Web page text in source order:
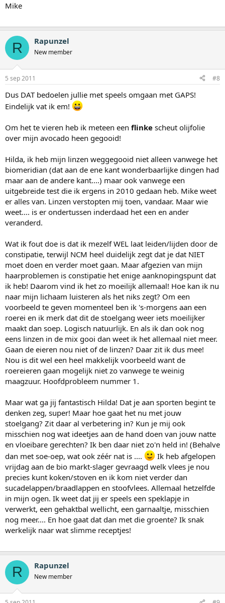
Mike
R Rapunzel
New member
5 sep 2011 #8
Dus DAT bedoelen jullie met speels omgaan met GAPS!
Eindelijk vat ik em!
Om het te vieren heb ik meteen een flinke scheut olijfolie
over mijn avocado heen gegooid!
Hilda, ik heb mijn linzen weggegooid niet alleen vanwege het
biomeridian (dat aan de ene kant wonderbaarlijke dingen had
maar aan de andere kant....) maar ook vanwege een
uitgebreide test die ik ergens in 2010 gedaan heb. Mike weet
er alles van. Linzen verstopten mij toen, vandaar. Maar wie
weet.... is er ondertussen inderdaad het een en ander
veranderd.
Wat ik fout doe is dat ik mezelf WEL laat leiden/lijden door de
constipatie, terwijl NCM heel duidelijk zegt dat je dat NIET
moet doen en verder moet gaan. Maar afgezien van mijn
haarproblemen is constipatie het enige aanknopingspunt dat
ik heb! Daarom vind ik het zo moeilijk allemaal! Hoe kan ik nu
naar mijn lichaam luisteren als het niks zegt? Om een
voorbeeld te geven momenteel ben ik 's-morgens aan een
roerei en ik merk dat dit de stoelgang weer iets moeilijker
maakt dan soep. Logisch natuurlijk. En als ik dan ook nog
eens linzen in de mix gooi dan weet ik het allemaal niet meer.
Gaan de eieren nou niet of de linzen? Daar zit ik dus mee!
Nou is dit wel een heel makkelijk voorbeeld want de
roereieren gaan mogelijk niet zo vanwege te weinig
maagzuur. Hoofdprobleem nummer 1.
Maar wat ga jij fantastisch Hilda! Dat je aan sporten begint te
denken zeg, super! Maar hoe gaat het nu met jouw
stoelgang? Zit daar al verbetering in? Kun je mij ook
misschien nog wat ideetjes aan de hand doen van jouw natte
en vloeibare gerechten? Ik ben daar niet zo'n held in! (Behalve
dan met soe-oep, wat ook zéér nat is ....
Ik heb afgelopen
vrijdag aan de bio markt-slager gevraagd welk vlees je nou
precies kunt koken/stoven en ik kom niet verder dan
sucadelappen/braadlappen en stoofvlees. Allemaal hetzelfde
in mijn ogen. Ik weet dat jij er speels een speklapje in
verwerkt, een gehaktbal wellicht, een garnaaltje, misschien
nog meer.... En hoe gaat dat dan met die groente? Ik snak
werkelijk naar wat slimme receptjes!
R Rapunzel
New member